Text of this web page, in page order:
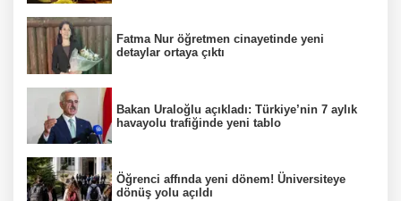
Fatma Nur öğretmen cinayetinde yeni
detaylar ortaya çıktı
Bakan Uraloğlu açıkladı: Türkiye’nin 7 aylık
havayolu trafiğinde yeni tablo
Öğrenci affında yeni dönem! Üniversiteye
dönüş yolu açıldı